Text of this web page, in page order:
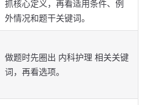
抓核心定义，再看适用条件、例
外情况和题干关键词。
做题时先圈出 内科护理 相关关键
词，再看选项。